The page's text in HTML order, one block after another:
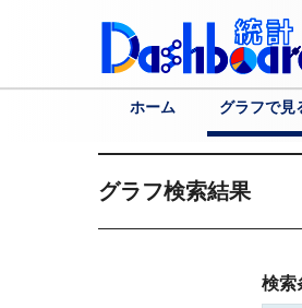
ホーム グラフで見
分野各国へ
都道府県へ
市区町村へ
詳細検索
グラフ検索結果
検